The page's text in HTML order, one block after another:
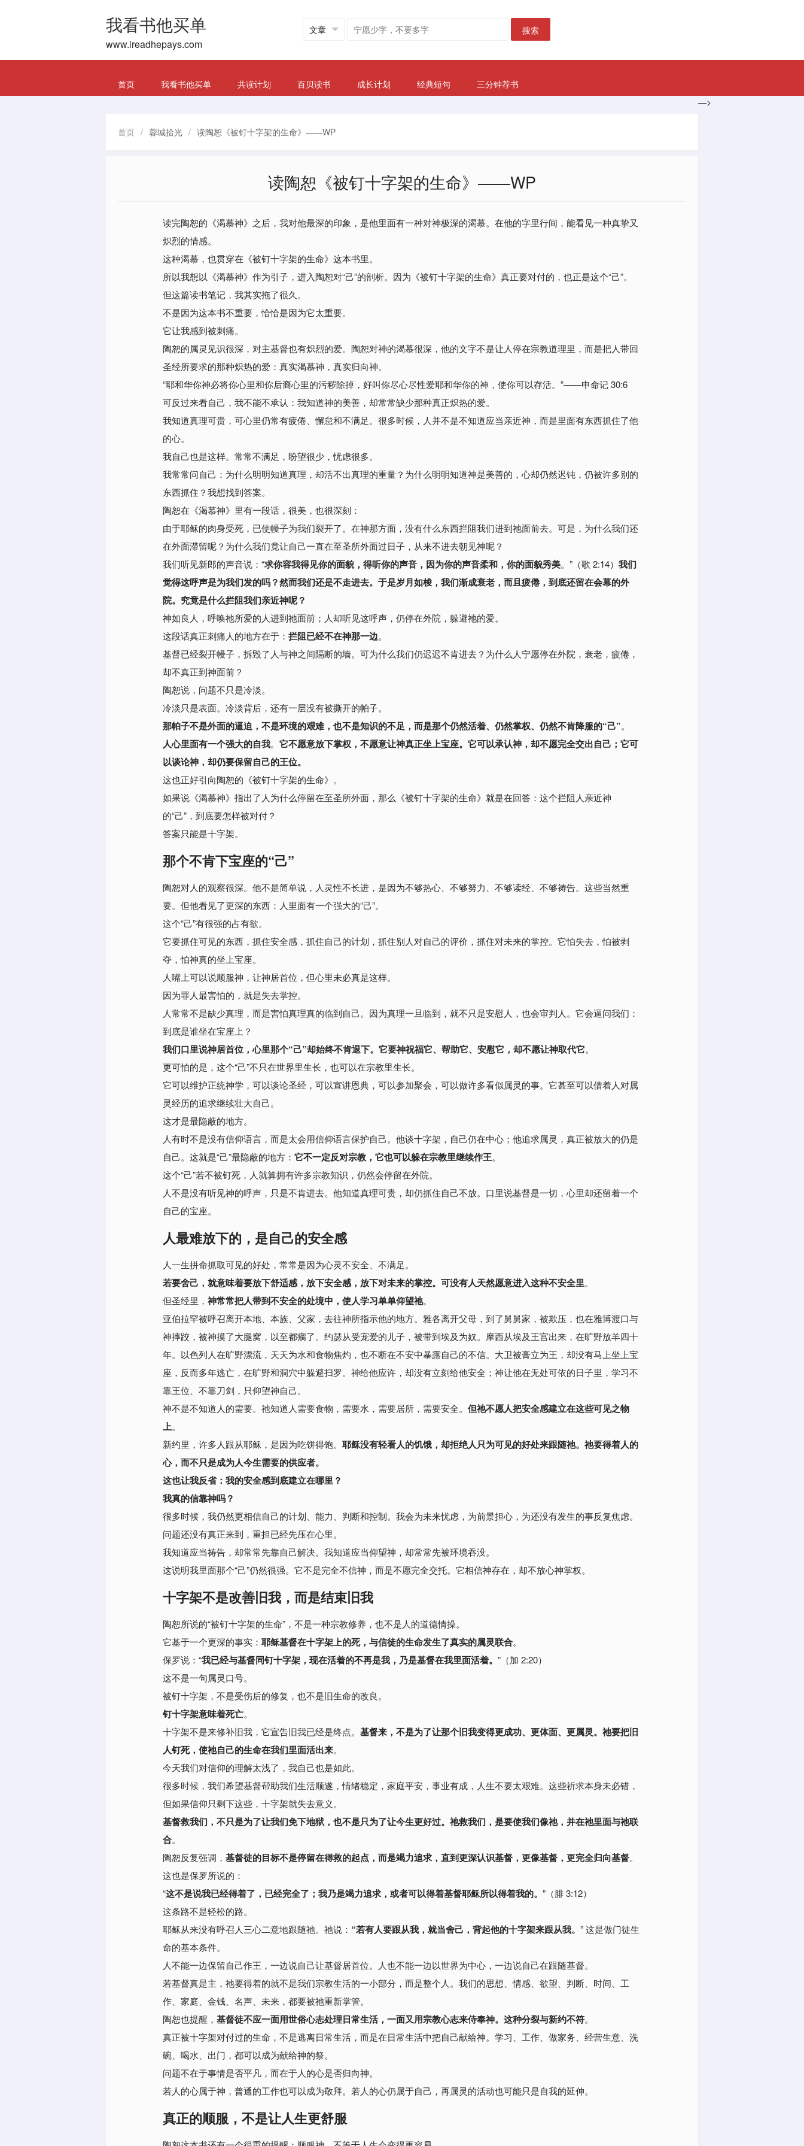
我看书他买单
www.ireadhepays.com
搜索
首页 我看书他买单 共读计划 百贝读书 成长计划 经典短句
三分钟荐书
—>
首页 / 蓉城拾光 / 读陶恕《被钉十字架的生命》——WP
读陶恕《被钉十字架的生命》——WP
读完陶恕的《渴慕神》之后，我对他最深的印象，是他里面有一种对神极深的渴慕。在他的字里行间，能看见一种真挚又
炽烈的情感。
这种渴慕，也贯穿在《被钉十字架的生命》这本书里。
所以我想以《渴慕神》作为引子，进入陶恕对“己”的剖析。因为《被钉十字架的生命》真正要对付的，也正是这个“己”。
但这篇读书笔记，我其实拖了很久。
不是因为这本书不重要，恰恰是因为它太重要。
它让我感到被刺痛。
陶恕的属灵见识很深，对主基督也有炽烈的爱。陶恕对神的渴慕很深，他的文字不是让人停在宗教道理里，而是把人带回
圣经所要求的那种炽热的爱：真实渴慕神，真实归向神。
“耶和华你神必将你心里和你后裔心里的污秽除掉，好叫你尽心尽性爱耶和华你的神，使你可以存活。”——申命记 30:6
可反过来看自己，我不能不承认：我知道神的美善，却常常缺少那种真正炽热的爱。
我知道真理可贵，可心里仍常有疲倦、懈怠和不满足。很多时候，人并不是不知道应当亲近神，而是里面有东西抓住了他
的心。
我自己也是这样。 常常不满足，盼望很少，忧虑很多。
我常常问自己：为什么明明知道真理，却活不出真理的重量？为什么明明知道神是美善的，心却仍然迟钝，仍被许多别的
东西抓住？我想找到答案。
陶恕在《渴慕神》里有一段话，很美，也很深刻：
由于耶稣的肉身受死，已使幔子为我们裂开了。在神那方面，没有什么东西拦阻我们进到祂面前去。可是，为什么我们还
在外面滞留呢？为什么我们竟让自己一直在至圣所外面过日子，从来不进去朝见神呢？
我们听见新郎的声音说：“求你容我得见你的面貌，得听你的声音，因为你的声音柔和，你的面貌秀美。” （歌 2:14） 我们
觉得这呼声是为我们发的吗？然而我们还是不走进去。于是岁月如梭，我们渐成衰老，而且疲倦，到底还留在会幕的外
院。究竟是什么拦阻我们亲近神呢？
神如良人，呼唤祂所爱的人进到祂面前；人却听见这呼声，仍停在外院，躲避祂的爱。
这段话真正刺痛人的地方在于： 拦阻已经不在神那一边。
基督已经裂开幔子，拆毁了人与神之间隔断的墙。可为什么我们仍迟迟不肯进去？为什么人宁愿停在外院，衰老，疲倦，
却不真正到神面前？
陶恕说，问题不只是冷淡。
冷淡只是表面。冷淡背后，还有一层没有被撕开的帕子。
那帕子不是外面的逼迫，不是环境的艰难，也不是知识的不足，而是那个仍然活着、仍然掌权、仍然不肯降服的“己”。
人心里面有一个强大的自我。 它不愿意放下掌权，不愿意让神真正坐上宝座。 它可以承认神，却不愿完全交出自己；它可
以谈论神，却仍要保留自己的王位。
这也正好引向陶恕的《被钉十字架的生命》。
如果说《渴慕神》指出了人为什么停留在至圣所外面，那么《被钉十字架的生命》就是在回答：这个拦阻人亲近神
的“己”，到底要怎样被对付？
答案只能是十字架。
那个不肯下宝座的“己”
陶恕对人的观察很深。 他不是简单说，人灵性不长进，是因为不够热心、不够努力、不够读经、不够祷告。这些当然重
要。但他看见了更深的东西： 人里面有一个强大的“己”。
这个“己”有很强的占有欲。
它要抓住可见的东西，抓住安全感，抓住自己的计划，抓住别人对自己的评价，抓住对未来的掌控。它怕失去，怕被剥
夺，怕神真的坐上宝座。
人嘴上可以说顺服神，让神居首位，但心里未必真是这样。
因为罪人最害怕的，就是失去掌控。
人常常不是缺少真理，而是害怕真理真的临到自己。 因为真理一旦临到，就不只是安慰人，也会审判人。它会逼问我们：
到底是谁坐在宝座上？
我们口里说神居首位，心里那个“己”却始终不肯退下。它要神祝福它、帮助它、安慰它，却不愿让神取代它。
更可怕的是，这个“己”不只在世界里生长，也可以在宗教里生长。
它可以维护正统神学，可以谈论圣经，可以宣讲恩典，可以参加聚会，可以做许多看似属灵的事。它甚至可以借着人对属
灵经历的追求继续壮大自己。
这才是最隐蔽的地方。
人有时不是没有信仰语言，而是太会用信仰语言保护自己。 他谈十字架，自己仍在中心；他追求属灵，真正被放大的仍是
自己。 这就是“己”最隐蔽的地方： 它不一定反对宗教，它也可以躲在宗教里继续作王。
这个“己”若不被钉死，人就算拥有许多宗教知识，仍然会停留在外院。
人不是没有听见神的呼声，只是不肯进去。他知道真理可贵，却仍抓住自己不放。口里说基督是一切，心里却还留着一个
自己的宝座。
人最难放下的，是自己的安全感
人一生拼命抓取可见的好处，常常是因为心灵不安全、不满足。
若要舍己，就意味着要放下舒适感，放下安全感，放下对未来的掌控。可没有人天然愿意进入这种不安全里。
但圣经里， 神常常把人带到不安全的处境中，使人学习单单仰望祂。
亚伯拉罕被呼召离开本地、本族、父家，去往神所指示他的地方。雅各离开父母，到了舅舅家，被欺压，也在雅博渡口与
神摔跤，被神摸了大腿窝，以至都瘸了。约瑟从受宠爱的儿子，被带到埃及为奴。摩西从埃及王宫出来，在旷野放羊四十
年。以色列人在旷野漂流，天天为水和食物焦灼，也不断在不安中暴露自己的不信。大卫被膏立为王，却没有马上坐上宝
座，反而多年逃亡，在旷野和洞穴中躲避扫罗。神给他应许，却没有立刻给他安全；神让他在无处可依的日子里，学习不
靠王位、不靠刀剑，只仰望神自己。
神不是不知道人的需要。 祂知道人需要食物，需要水，需要居所，需要安全。 但祂不愿人把安全感建立在这些可见之物
上。
新约里，许多人跟从耶稣，是因为吃饼得饱。 耶稣没有轻看人的饥饿，却拒绝人只为可见的好处来跟随祂。祂要得着人的
心，而不只是成为人今生需要的供应者。
这也让我反省：我的安全感到底建立在哪里？
我真的信靠神吗？
很多时候，我仍然更相信自己的计划、能力、判断和控制。我会为未来忧虑，为前景担心，为还没有发生的事反复焦虑。
问题还没有真正来到，重担已经先压在心里。
我知道应当祷告，却常常先靠自己解决。 我知道应当仰望神，却常常先被环境吞没。
这说明我里面那个“己”仍然很强。它不是完全不信神，而是不愿完全交托。它相信神存在，却不放心神掌权。
十字架不是改善旧我，而是结束旧我
陶恕所说的“被钉十字架的生命”，不是一种宗教修养，也不是人的道德情操。
它基于一个更深的事实： 耶稣基督在十字架上的死，与信徒的生命发生了真实的属灵联合。
保罗说： “我已经与基督同钉十字架，现在活着的不再是我，乃是基督在我里面活着。 ”（加 2:20）
这不是一句属灵口号。
被钉十字架，不是受伤后的修复，也不是旧生命的改良。
钉十字架意味着死亡。
十字架不是来修补旧我，它宣告旧我已经是终点。 基督来，不是为了让那个旧我变得更成功、更体面、更属灵。祂要把旧
人钉死，使祂自己的生命在我们里面活出来。
今天我们对信仰的理解太浅了， 我自己也是如此。
很多时候，我们希望基督帮助我们生活顺遂，情绪稳定，家庭平安，事业有成，人生不要太艰难。这些祈求本身未必错，
但如果信仰只剩下这些，十字架就失去意义。
基督救我们，不只是为了让我们免下地狱，也不是只为了让今生更好过。祂救我们，是要使我们像祂，并在祂里面与祂联
合。
陶恕反复强调， 基督徒的目标不是停留在得救的起点，而是竭力追求，直到更深认识基督，更像基督，更完全归向基督。
这也是保罗所说的：
“这不是说我已经得着了，已经完全了；我乃是竭力追求，或者可以得着基督耶稣所以得着我的。 ”（腓 3:12）
这条路不是轻松的路。
耶稣从来没有呼召人三心二意地跟随祂。祂说： “若有人要跟从我，就当舍己，背起他的十字架来跟从我。 ” 这是做门徒生
命的基本条件。
人不能一边保留自己作王，一边说自己让基督居首位。
人也不能一边以世界为中心，一边说自己在跟随基督。
若基督真是主，祂要得着的就不是我们宗教生活的一小部分，而是整个人。我们的思想、情感、欲望、判断、时间、工
作、家庭、金钱、名声、未来，都要被祂重新掌管。
陶恕也提醒， 基督徒不应一面用世俗心志处理日常生活，一面又用宗教心志来侍奉神。这种分裂与新约不符。
真正被十字架对付过的生命，不是逃离日常生活，而是在日常生活中把自己献给神。学习、工作、做家务、经营生意、洗
碗、喝水、出门，都可以成为献给神的祭。
问题不在于事情是否平凡，而在于人的心是否归向神。
若人的心属于神，普通的工作也可以成为敬拜。若人的心仍属于自己，再属灵的活动也可能只是自我的延伸。
真正的顺服，不是让人生更舒服